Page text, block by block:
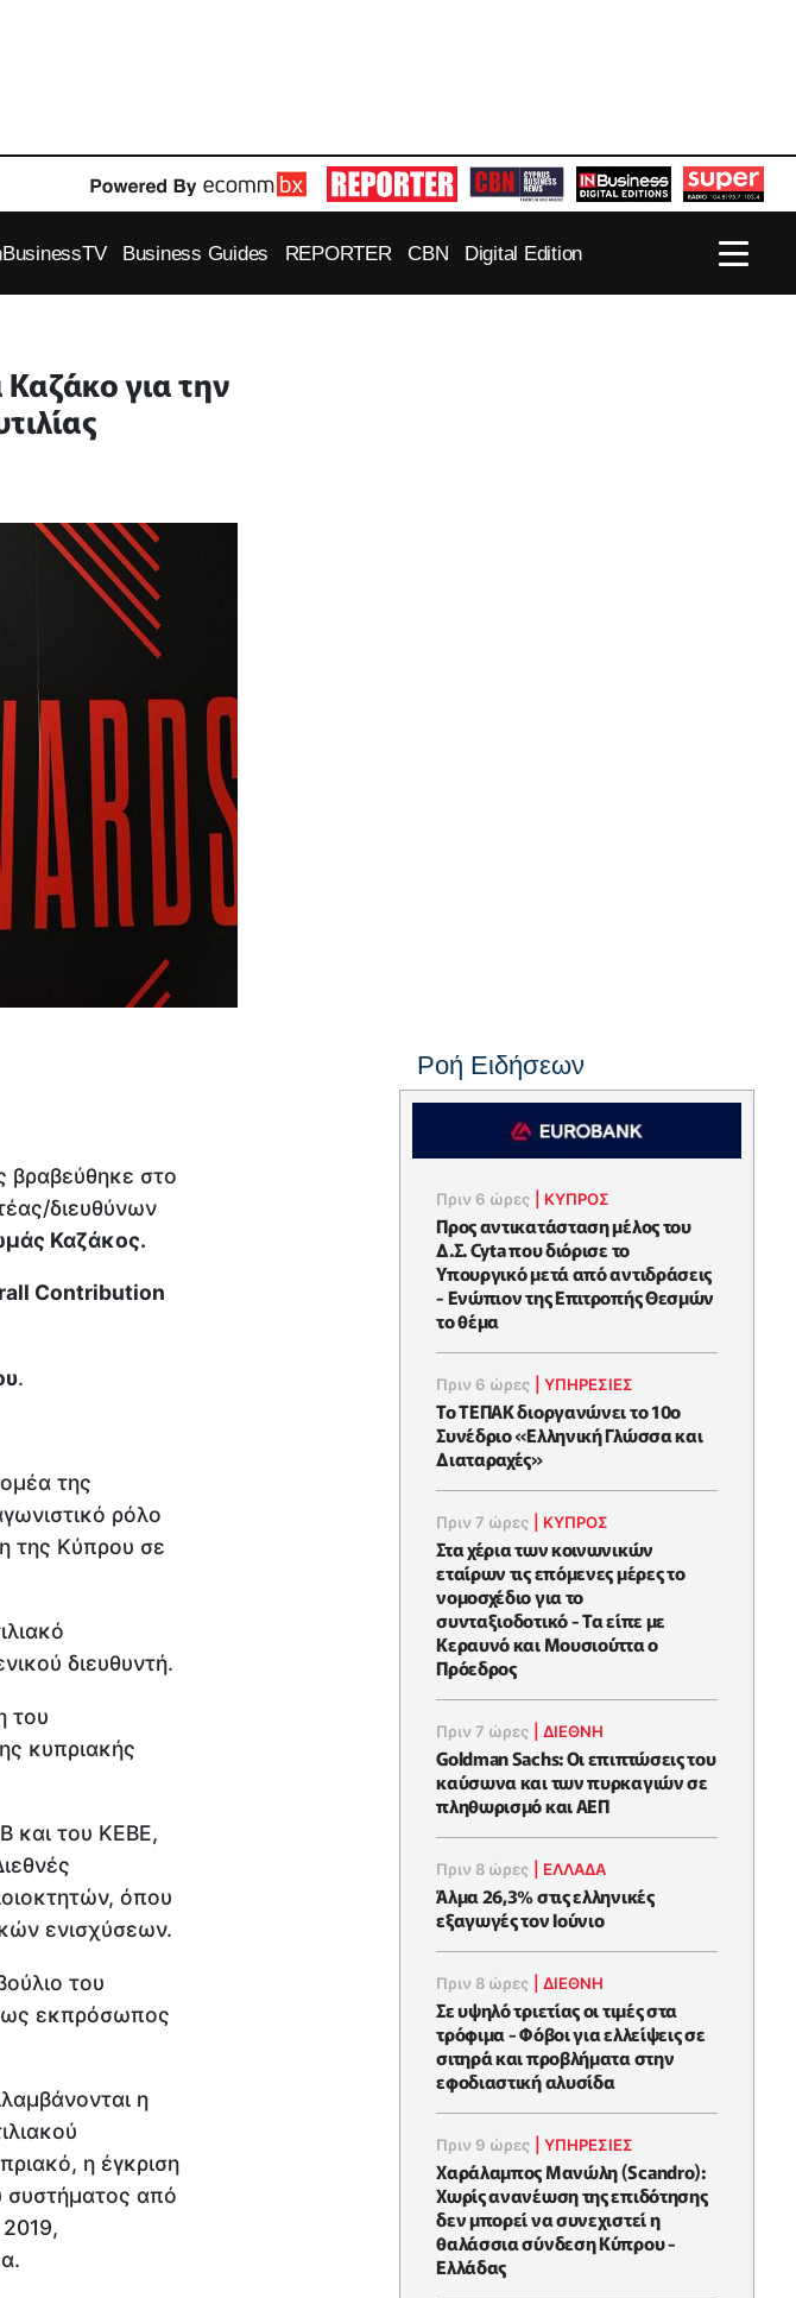
Business Guides REPORTER CBN Digital Edition
για την
βραβεύθηκε στο
διευθύνων
Καζάκος.
Contribution
.
της
ρόλο
της Κύπρου σε
διευθυντή.
του
κυπριακής
και του ΚΕΒΕ,
όπου
ενισχύσεων.
του
ως εκπρόσωπος
η
η έγκριση
συστήματος από
Ροή Ειδήσεων
Πριν 6 ώρες ΚΥΠΡΟΣ
Προς αντικατάσταση μέλος του
Δ.Σ. Cyta που διόρισε το
Υπουργικό μετά από αντιδράσεις
- Ενώπιον της Επιτροπής Θεσμών
το θέμα
Πριν 6 ώρες |ΥΠΗΡΕΣΙΕΣ
Το ΤΕΠΑΚ διοργανώνει το 10ο
Συνέδριο «Ελληνική Γλώσσα και
Διαταραχές»
Πριν 7 ώρες ΚΥΠΡΟΣ
Στα χέρια των κοινωνικών
εταίρων τις επόμενες μέρες το
νομοσχέδιο για το
συνταξιοδοτικό - Τα είπε με
Κεραυνό και Μουσιούττα ο
Πρόεδρος
Πριν 7 ώρες |ΔΙΕΘΝΗ
Goldman Sachs: Οι επιπτώσεις του
καύσωνα και των πυρκαγιών σε
πληθωρισμό και ΑΕΠ
Πριν 8 ώρες ΕΛΛΆΔΑ
Άλμα 26,3% στις ελληνικές
εξαγωγές τον Ιούνιο
Πριν 8 ώρες |ΔΙΕΘΝΗ
Σε υψηλό τριετίας οι τιμές στα
τρόφιμα - Φόβοι για ελλείψεις σε
σιτηρά και προβλήματα στην
εφοδιαστική αλυσίδα
Πριν 9 ώρες |ΥΠΗΡΕΣΙΕΣ
Χαράλαμπος Μανώλη (Scandro):
Χωρίς ανανέωση της επιδότησης
δεν μπορεί να συνεχιστεί η
θαλάσσια σύνδεση Κύπρου -
Ελλάδας